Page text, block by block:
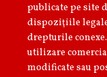
publicate pe site
dispoziţiile
drepturile
utilizare
modificate sau